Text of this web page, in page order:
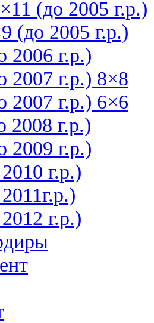
(до 2005 г.р.)
(до 2005 г.р.)
2006 г.р.)
2007 г.р.) 8×8
2007 г.р.) 6×6
2008 г.р.)
2009 г.р.)
г.р.)
г.р.)